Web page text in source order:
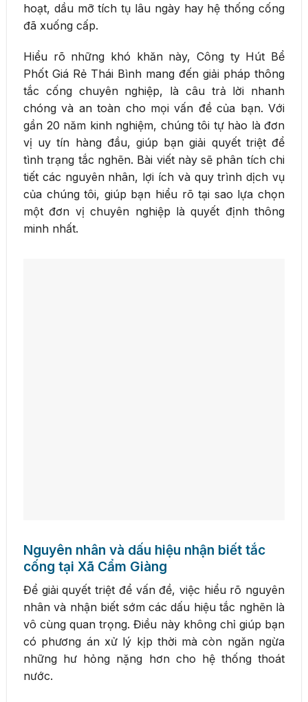
hoạt, dầu mỡ tích tụ lâu ngày hay hệ thống cống
đã xuống cấp.
Hiểu rõ những khó khăn này, Công ty Hút Bể
Phốt Giá Rẻ Thái Bình mang đến giải pháp thông
tắc cống chuyên nghiệp, là câu trả lời nhanh
chóng và an toàn cho mọi vấn đề của bạn. Với
gần 20 năm kinh nghiệm, chúng tôi tự hào là đơn
vị uy tín hàng đầu, giúp bạn giải quyết triệt để
tình trạng tắc nghẽn. Bài viết này sẽ phân tích chi
tiết các nguyên nhân, lợi ích và quy trình dịch vụ
của chúng tôi, giúp bạn hiểu rõ tại sao lựa chọn
một đơn vị chuyên nghiệp là quyết định thông
minh nhất.
Nguyên nhân và dấu hiệu nhận biết tắc
cống tại Xã Cẩm Giàng
Để giải quyết triệt để vấn đề, việc hiểu rõ nguyên
nhân và nhận biết sớm các dấu hiệu tắc nghẽn là
vô cùng quan trọng. Điều này không chỉ giúp bạn
có phương án xử lý kịp thời mà còn ngăn ngừa
những hư hỏng nặng hơn cho hệ thống thoát
nước.